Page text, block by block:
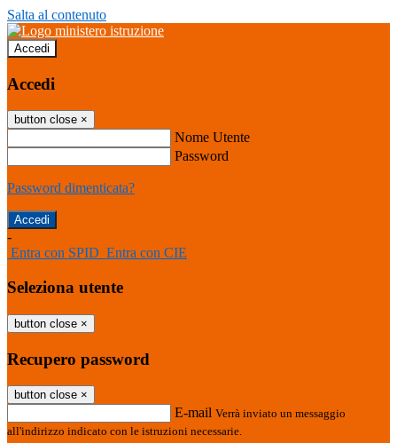
Salta al contenuto
Accedi
Accedi
button close ×
Nome Utente
Password
Password dimenticata?
-
Entra con SPID Entra con CIE
Seleziona utente
button close ×
Recupero password
button close ×
E-mail Verrà inviato un messaggio
all'indirizzo indicato con le istruzioni necessarie.